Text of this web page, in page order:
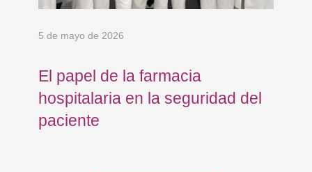
5 de mayo de 2026
El papel de la farmacia
hospitalaria en la seguridad del
paciente